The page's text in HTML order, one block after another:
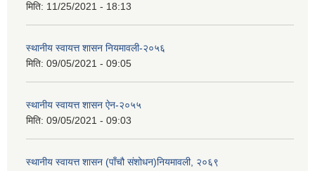
मिति: 11/25/2021 - 18:13
स्थानीय स्वायत्त शासन नियमावली-२०५६
मिति: 09/05/2021 - 09:05
स्थानीय स्वायत्त शासन ए‍ेन-२०५५
मिति: 09/05/2021 - 09:03
स्थानीय स्वायत्त शासन (पाँचौ संशोधन)नियमावली, २०६९